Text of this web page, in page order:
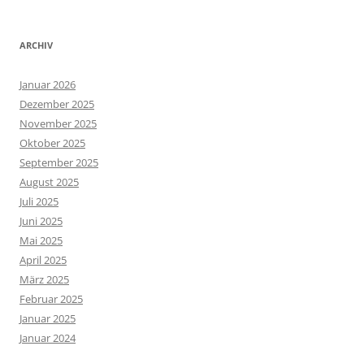
ARCHIV
Januar 2026
Dezember 2025
November 2025
Oktober 2025
September 2025
August 2025
Juli 2025
Juni 2025
Mai 2025
April 2025
März 2025
Februar 2025
Januar 2025
Januar 2024